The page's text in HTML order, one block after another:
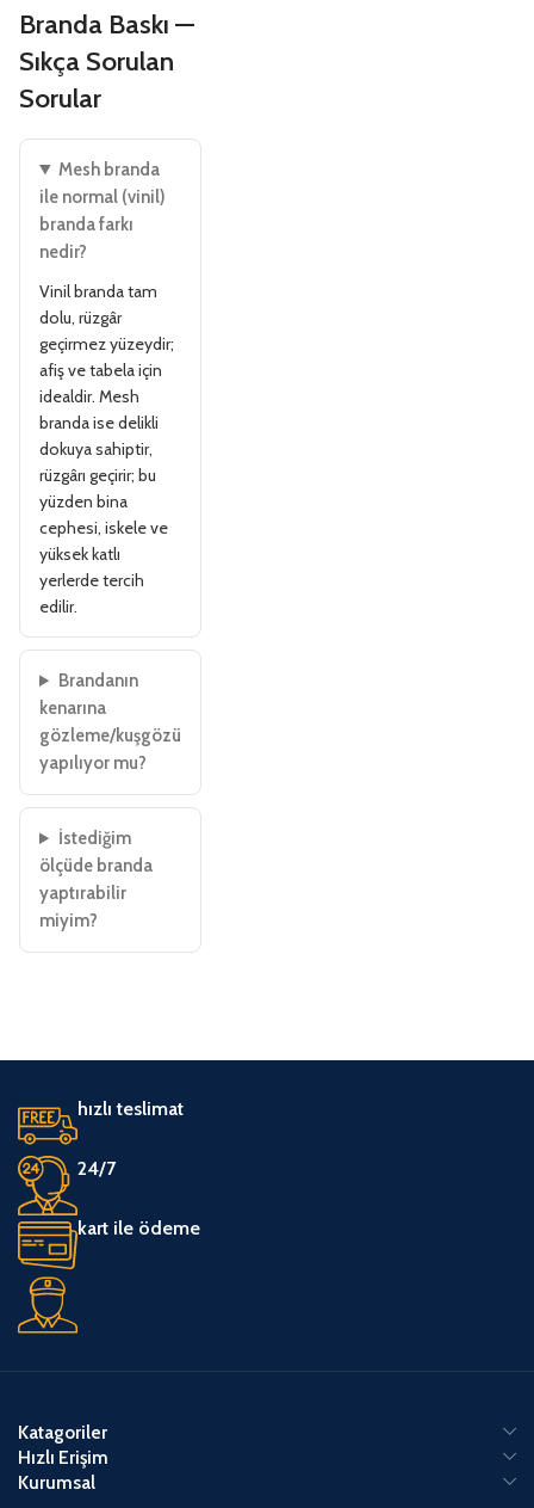
Branda Baskı —
Sıkça Sorulan
Sorular
Mesh branda
ile normal (vinil)
branda farkı
nedir?
Vinil branda tam
dolu, rüzgâr
geçirmez yüzeydir;
afiş ve tabela için
idealdir. Mesh
branda ise delikli
dokuya sahiptir,
rüzgârı geçirir; bu
yüzden bina
cephesi, iskele ve
yüksek katlı
yerlerde tercih
edilir.
Brandanın
kenarına
gözleme/kuşgözü
yapılıyor mu?
İstediğim
ölçüde branda
yaptırabilir
miyim?
hızlı teslimat
24/7
kart ile ödeme
Katagoriler
Hızlı Erişim
Kurumsal